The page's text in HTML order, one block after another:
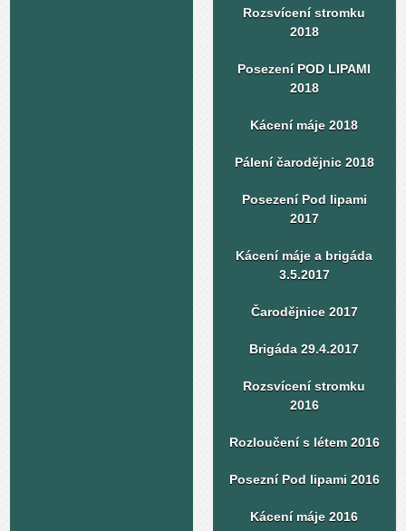
Rozsvícení stromku
2018
Posezení POD LIPAMI
2018
Kácení máje 2018
Pálení čarodějnic 2018
Posezení Pod lipami
2017
Kácení máje a brigáda
3.5.2017
Čarodějnice 2017
Brigáda 29.4.2017
Rozsvícení stromku
2016
Rozloučení s létem 2016
Posezní Pod lipami 2016
Kácení máje 2016